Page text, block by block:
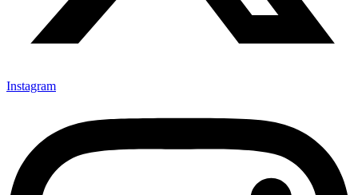
Instagram